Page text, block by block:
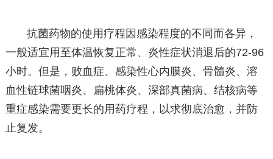
抗菌药物的使用疗程因感染程度的不同而各异，
一般适宜用至体温恢复正常、炎性症状消退后的72-96
小时。但是，败血症、感染性心内膜炎、骨髓炎、溶
血性链球菌咽炎、扁桃体炎、深部真菌病、结核病等
重症感染需要更长的用药疗程，以求彻底治愈，并防
止复发。